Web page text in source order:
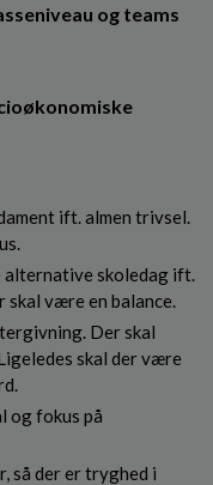
og teams
ift. almen trivsel.
alternative skoledag ift.
skal være en balance.
Der skal
skal der være
og fokus på
så der er tryghed i